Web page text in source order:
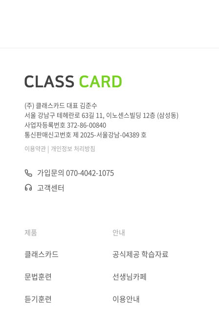
(주) 클래스카드 대표 김준수
서울 강남구 테헤란로 63길 11, 이노센스빌딩 12층 (삼성동)
사업자등록번호 372-86-00840
통신판매신고번호 제 2025-서울강남-04389 호
이용약관 | 개인정보 처리방침
가입문의 070-4042-1075
고객센터
제품
클래스카드
문법훈련
듣기훈련
안내
공식제공 학습자료
선생님카페
이용안내